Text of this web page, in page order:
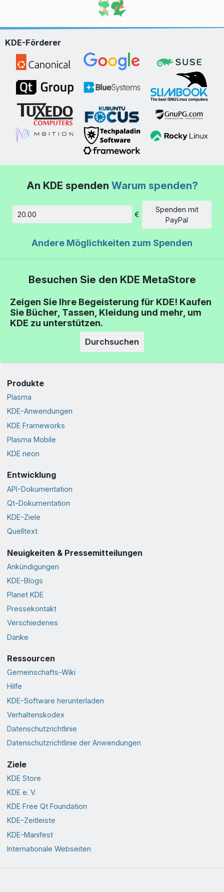
KDE-Förderer
An KDE spenden Warum spenden?
€
Spenden mit
PayPal
Andere Möglichkeiten zum Spenden
Besuchen Sie den KDE MetaStore
Zeigen Sie Ihre Begeisterung für KDE! Kaufen
Sie Bücher, Tassen, Kleidung und mehr, um
KDE zu unterstützen.
Durchsuchen
Produkte
Plasma
KDE-Anwendungen
KDE Frameworks
Plasma Mobile
KDE neon
Entwicklung
API-Dokumentation
Qt-Dokumentation
KDE-Ziele
Quelltext
Neuigkeiten & Pressemitteilungen
Ankündigungen
KDE-Blogs
Planet KDE
Pressekontakt
Verschiedenes
Danke
Ressourcen
Gemeinschafts-Wiki
Hilfe
KDE-Software herunterladen
Verhaltenskodex
Datenschutzrichtlinie
Datenschutzrichtlinie der Anwendungen
Ziele
KDE Store
KDE e. V.
KDE Free Qt Foundation
KDE-Zeitleiste
KDE-Manifest
Internationale Webseiten